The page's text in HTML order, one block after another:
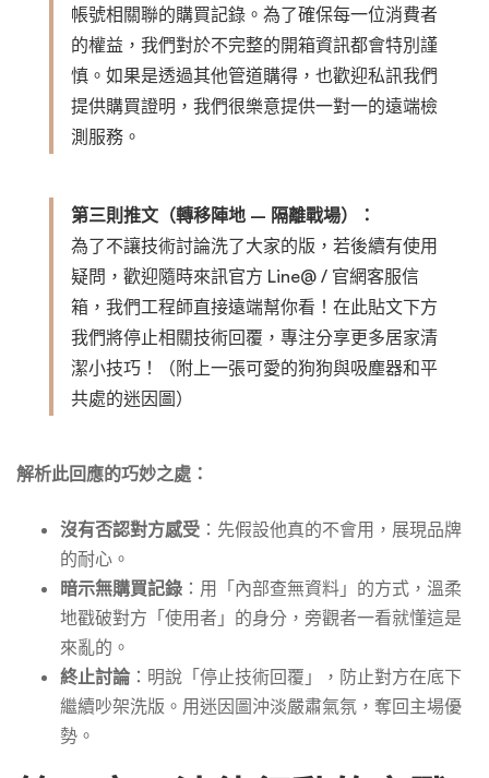
帳號相關聯的購買記錄。為了確保每一位消費者
的權益，我們對於不完整的開箱資訊都會特別謹
慎。如果是透過其他管道購得，也歡迎私訊我們
提供購買證明，我們很樂意提供一對一的遠端檢
測服務。
第三則推文（轉移陣地 – 隔離戰場）：
為了不讓技術討論洗了大家的版，若後續有使用
疑問，歡迎隨時來訊官方 Line@ / 官網客服信
箱，我們工程師直接遠端幫你看！在此貼文下方
我們將停止相關技術回覆，專注分享更多居家清
潔小技巧！（附上一張可愛的狗狗與吸塵器和平
共處的迷因圖）
解析此回應的巧妙之處：
沒有否認對方感受 ：先假設他真的不會用，展現品牌
的耐心。
暗示無購買記錄 ：用「內部查無資料」的方式，溫柔
地戳破對方「使用者」的身分，旁觀者一看就懂這是
來亂的。
終止討論 ：明說「停止技術回覆」，防止對方在底下
繼續吵架洗版。用迷因圖沖淡嚴肅氣氛，奪回主場優
勢。